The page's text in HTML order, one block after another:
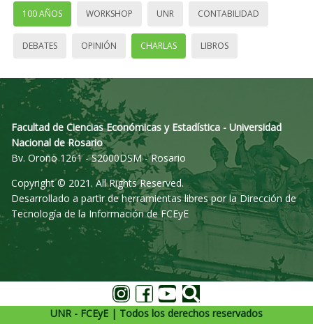
100 AÑOS WORKSHOP UNR CONTABILIDAD
DEBATES OPINIÓN CHARLAS LIBROS
Facultad de Ciencias Económicas y Estadística - Universidad
Nacional de Rosario
Bv. Oroño 1261 - S2000DSM - Rosario
Copyright © 2021. All Rights Reserved.
Desarrollado a partir de herramientas libres por la Dirección de
Tecnología de la Información de FCEyE
UNR - FCEyE | Todos los derechos reservados